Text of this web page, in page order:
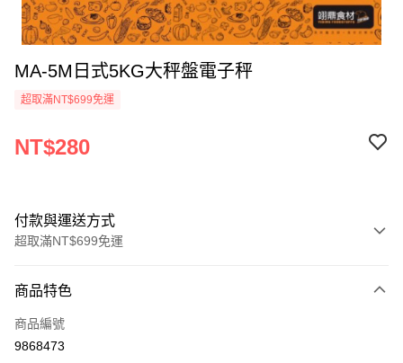
MA-5M日式5KG大秤盤電子秤
超取滿NT$699免運
NT$280
付款與運送方式
超取滿NT$699免運
信用卡一次付款
Apple Pay
商品特色
商品編號
9868473